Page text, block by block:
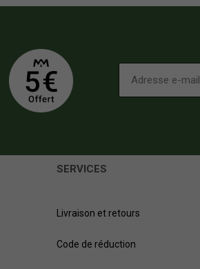
SERVICES
Livraison et retours
Code de réduction